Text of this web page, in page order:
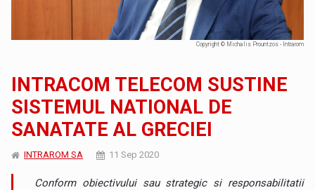
Copyright © Michalis Prountzos - Intrarom
INTRACOM TELECOM SUSTINE
SISTEMUL NATIONAL DE
SANATATE AL GRECIEI
INTRAROM SA 11 Sep 2020
Conform obiectivului sau strategic si responsabilitatii